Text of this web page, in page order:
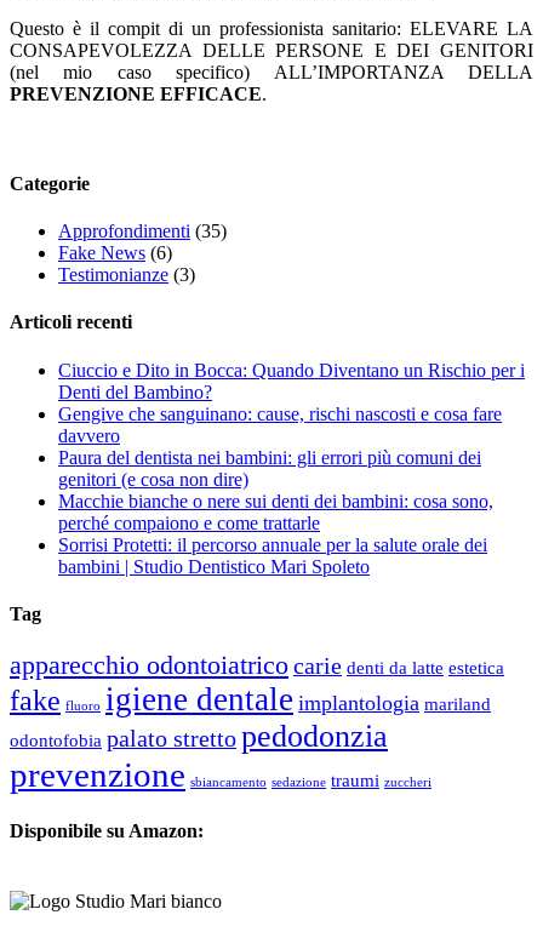
Questo è il compit di un professionista sanitario: ELEVARE LA
CONSAPEVOLEZZA DELLE PERSONE E DEI GENITORI
(nel mio caso specifico) ALL’IMPORTANZA DELLA
PREVENZIONE EFFICACE.
Categorie
Approfondimenti (35)
Fake News (6)
Testimonianze (3)
Articoli recenti
Ciuccio e Dito in Bocca: Quando Diventano un Rischio per i
Denti del Bambino?
Gengive che sanguinano: cause, rischi nascosti e cosa fare
davvero
Paura del dentista nei bambini: gli errori più comuni dei
genitori (e cosa non dire)
Macchie bianche o nere sui denti dei bambini: cosa sono,
perché compaiono e come trattarle
Sorrisi Protetti: il percorso annuale per la salute orale dei
bambini | Studio Dentistico Mari Spoleto
Tag
apparecchio odontoiatricocarie denti da latte estetica
fake fluoro igiene dentale implantologia mariland
odontofobia palato strettopedodonzia
prevenzione sbiancamento sedazione traumi zuccheri
Disponibile su Amazon: